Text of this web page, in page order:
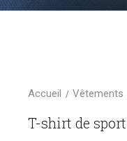
Accueil Vêtements
T-shirt de